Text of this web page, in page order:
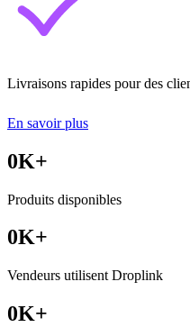
Livraisons rapides pour des
En savoir plus
0K+
Produits disponibles
0K+
Vendeurs utilisent Droplink
0K+